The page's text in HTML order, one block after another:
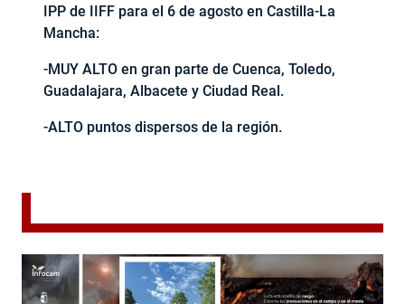
IPP de IIFF para el 6 de agosto en Castilla-La
Mancha:
-MUY ALTO en gran parte de Cuenca, Toledo,
Guadalajara, Albacete y Ciudad Real.
-ALTO puntos dispersos de la región.